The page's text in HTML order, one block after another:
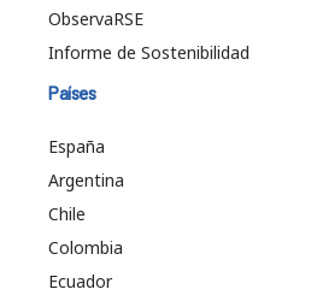
ObservaRSE
Informe de Sostenibilidad
Países
España
Argentina
Chile
Colombia
Ecuador